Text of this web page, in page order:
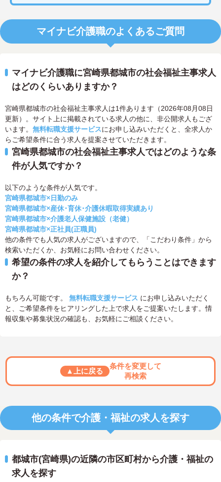
マイナビ介護職のよくあるご質問
マイナビ介護職に宮崎県都城市の社会福祉主事求人
はどのくらいありますか？
宮崎県都城市の社会福祉主事求人は1件あります（2026年08月08日
更新）。サイト上に掲載されている求人の他に、非公開求人もござ
います。 無料転職支援サービスにお申し込みいただくと、全求人か
らご希望条件に合う求人を提案させていただきます。
宮崎県都城市の社会福祉主事求人ではどのような条
件が人気ですか？
以下のような条件が人気です。
宮崎県都城市×日勤のみ
宮崎県都城市×産休･育休･介護休暇取得実績あり
宮崎県都城市×介護老人保健施設（老健）
宮崎県都城市×正社員(正職員)
他の条件でも人気の求人がございますので、「こだわり条件」から
検索いただくか、お気軽にお問い合わせください。
希望の条件の求人を紹介してもらうことはできます
か？
もちろん可能です。 無料転職支援サービス にお申し込みいただく
と、ご希望条件をヒアリングした上で求人をご提案いたします。情
報収集や募集状況の確認も、お気軽にご相談ください。
▲上に戻る
条件を変更して
再検索
他の条件で介護・福祉の求人を探す
都城市(宮崎県)の近隣の市区町村から介護・福祉の
求人を探す